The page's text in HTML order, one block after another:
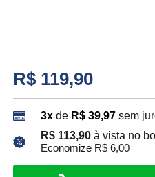
R$ 119,90
3x de R$ 39,97 sem
R$ 113,90à vista no
Economize R$ 6,00